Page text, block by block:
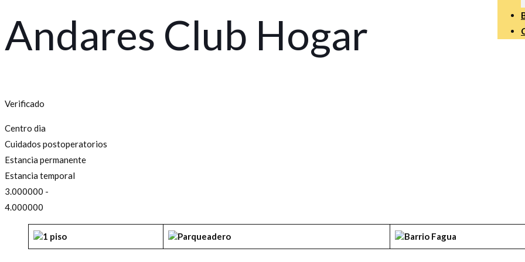
Andares Club Hogar
Verificado
Centro dia
Cuidados postoperatorios
Estancia permanente
Estancia temporal
3.000000 -
4.000000
1 piso Parqueadero Barrio Fagua